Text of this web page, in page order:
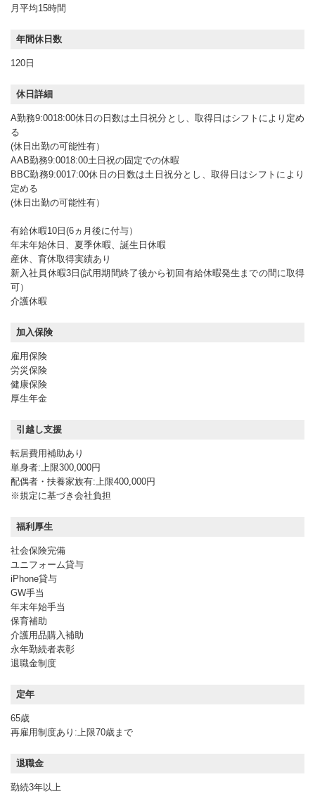
月平均15時間
年間休日数
120日
休日詳細
A勤務9:0018:00休日の日数は土日祝分とし、取得日はシフトにより定め
る
(休日出勤の可能性有）
AAB勤務9:0018:00土日祝の固定での休暇
BBC勤務9:0017:00休日の日数は土日祝分とし、取得日はシフトにより
定める
(休日出勤の可能性有）
有給休暇10日(6ヵ月後に付与）
年末年始休日、夏季休暇、誕生日休暇
産休、育休取得実績あり
新入社員休暇3日(試用期間終了後から初回有給休暇発生までの間に取得
可）
介護休暇
加入保険
雇用保険
労災保険
健康保険
厚生年金
引越し支援
転居費用補助あり
単身者:上限300,000円
配偶者・扶養家族有:上限400,000円
※規定に基づき会社負担
福利厚生
社会保険完備
ユニフォーム貸与
iPhone貸与
GW手当
年末年始手当
保育補助
介護用品購入補助
永年勤続者表彰
退職金制度
定年
65歳
再雇用制度あり:上限70歳まで
退職金
勤続3年以上